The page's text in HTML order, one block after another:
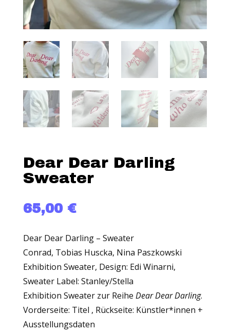
Dear Dear Darling
Sweater
65,00 €
Dear Dear Darling – Sweater
Conrad, Tobias Huscka, Nina Paszkowski
Exhibition Sweater, Design: Edi Winarni,
Sweater Label: Stanley/Stella
Exhibition Sweater zur Reihe Dear Dear Darling.
Vorderseite: Titel , Rückseite: Künstler*innen +
Ausstellungsdaten